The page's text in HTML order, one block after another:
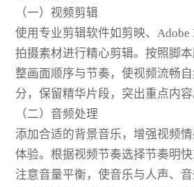
（一）视频剪辑
使用专业剪辑软件如剪映、Adobe
拍摄素材进行精心剪辑。按照脚
整画面顺序与节奏，使视频流畅
分，保留精华片段，突出重点内容
（二）音频处理
添加合适的背景音乐，增强视频
体验。根据视频节奏选择节奏明
注意音量平衡，使音乐与人声、